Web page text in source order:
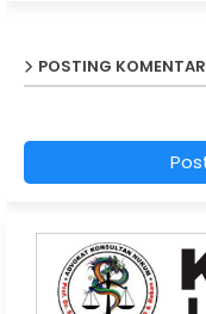
POSTING KOMENTAR